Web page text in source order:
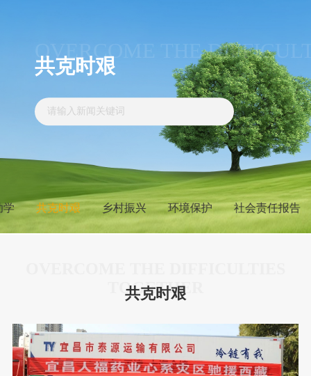
OVERCOME THE
共克时艰
学 共克时艰 乡村振兴 环境保护 社会责任报告
TOGETHER
共克时艰